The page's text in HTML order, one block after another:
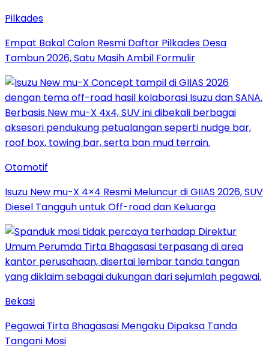
Pilkades
Empat Bakal Calon Resmi Daftar Pilkades Desa
Tambun 2026, Satu Masih Ambil Formulir
Otomotif
Isuzu New mu-X 4×4 Resmi Meluncur di GIIAS 2026, SUV
Diesel Tangguh untuk Off-road dan Keluarga
Bekasi
Pegawai Tirta Bhagasasi Mengaku Dipaksa Tanda
Tangani Mosi